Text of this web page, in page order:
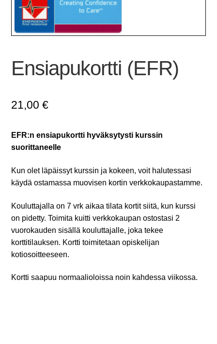
Ensiapukortti (EFR)
21,00 €
EFR:n ensiapukortti hyväksytysti kurssin
suorittaneelle
Kun olet läpäissyt kurssin ja kokeen, voit halutessasi
käydä ostamassa muovisen kortin verkkokaupastamme.
Kouluttajalla on 7 vrk aikaa tilata kortit siitä, kun kurssi
on pidetty. Toimita kuitti verkkokaupan ostostasi 2
vuorokauden sisällä kouluttajalle, joka tekee
korttitilauksen. Kortti toimitetaan opiskelijan
kotiosoitteeseen.
Kortti saapuu normaalioloissa noin kahdessa viikossa.